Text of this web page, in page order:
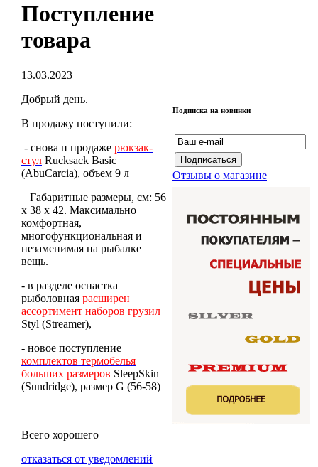
Поступление
товара
13.03.2023
Добрый день.
В продажу поступили:
- снова п продаже рюкзак-
стул Rucksack Basic
(AbuCarcia), объем 9 л
Габаритные размеры, см: 56
х 38 х 42. Максимально
комфортная,
многофункциональная и
незаменимая на рыбалке
вещь.
- в разделе оснастка
рыболовная расширен
ассортимент наборов грузил
Styl (Streamer),
- новое поступление
комплектов термобелья
больших размеров SleepSkin
(Sundridge), размер G (56-58)
Всего хорошего
отказаться от уведомлений
Подписка на новинки
Отзывы о магазине